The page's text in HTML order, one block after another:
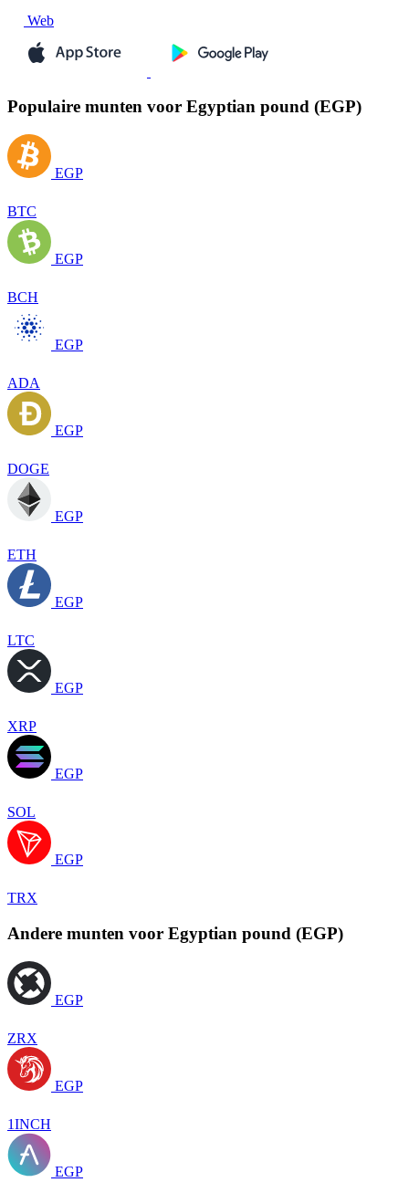
Web
Populaire munten voor Egyptian pound (EGP)
EGP
BTC
EGP
BCH
EGP
ADA
EGP
DOGE
EGP
ETH
EGP
LTC
EGP
XRP
EGP
SOL
EGP
TRX
Andere munten voor Egyptian pound (EGP)
EGP
ZRX
EGP
1INCH
EGP